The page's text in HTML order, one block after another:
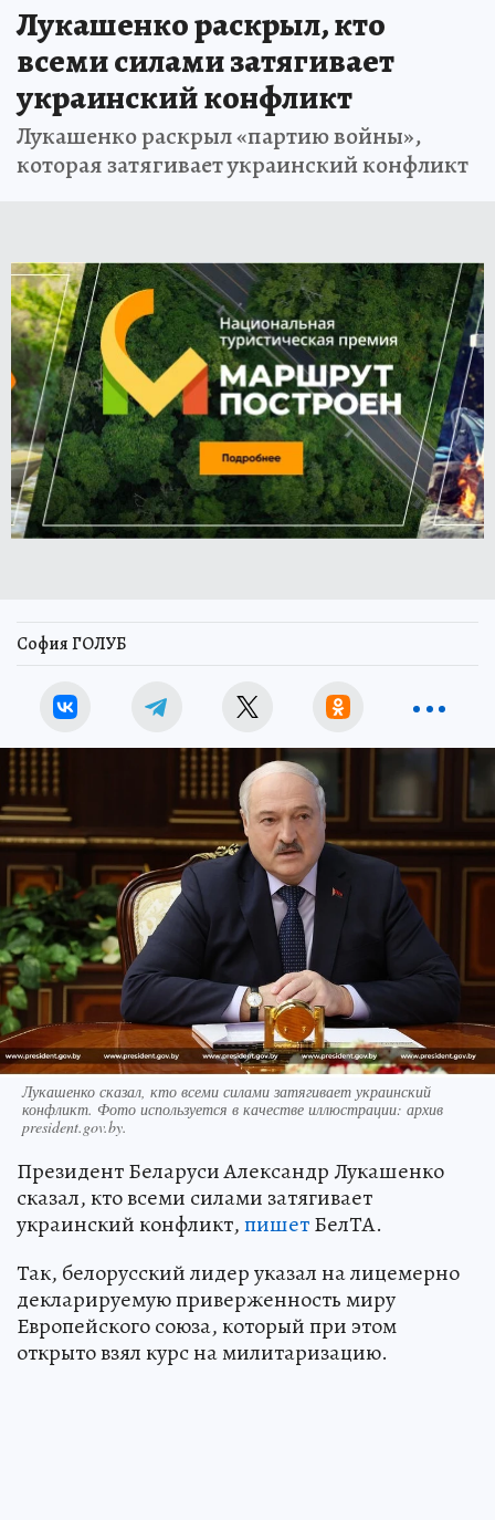
Лукашенко раскрыл, кто
всеми силами затягивает
украинский конфликт
Лукашенко раскрыл «партию войны»,
которая затягивает украинский конфликт
София ГОЛУБ
Лукашенко сказал, кто всеми силами затягивает украинский
конфликт. Фото используется в качестве иллюстрации: архив
president.gov.by.
Президент Беларуси Александр Лукашенко
сказал, кто всеми силами затягивает
украинский конфликт,пишетБелТА.
Так, белорусский лидер указал на лицемерно
декларируемую приверженность миру
Европейского союза, который при этом
открыто взял курс на милитаризацию.